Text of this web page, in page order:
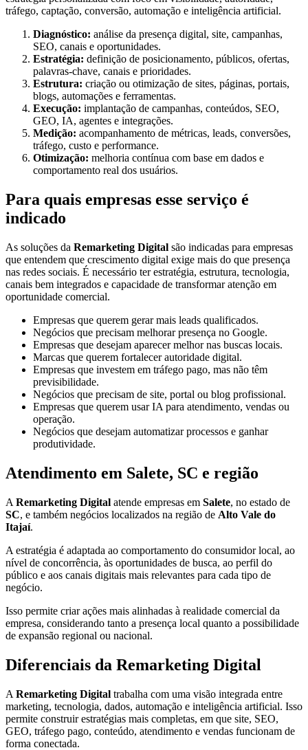
tráfego, captação, conversão, automação e inteligência artificial.
Diagnóstico: análise da presença digital, site, campanhas,
SEO, canais e oportunidades.
Estratégia: definição de posicionamento, públicos, ofertas,
palavras-chave, canais e prioridades.
Estrutura: criação ou otimização de sites, páginas, portais,
blogs, automações e ferramentas.
Execução: implantação de campanhas, conteúdos, SEO,
GEO, IA, agentes e integrações.
Medição: acompanhamento de métricas, leads, conversões,
tráfego, custo e performance.
Otimização: melhoria contínua com base em dados e
comportamento real dos usuários.
Para quais empresas esse serviço é
indicado
As soluções da Remarketing Digital são indicadas para empresas
que entendem que crescimento digital exige mais do que presença
nas redes sociais. É necessário ter estratégia, estrutura, tecnologia,
canais bem integrados e capacidade de transformar atenção em
oportunidade comercial.
Empresas que querem gerar mais leads qualificados.
Negócios que precisam melhorar presença no Google.
Empresas que desejam aparecer melhor nas buscas locais.
Marcas que querem fortalecer autoridade digital.
Empresas que investem em tráfego pago, mas não têm
previsibilidade.
Negócios que precisam de site, portal ou blog profissional.
Empresas que querem usar IA para atendimento, vendas ou
operação.
Negócios que desejam automatizar processos e ganhar
produtividade.
Atendimento em Salete, SC e região
A Remarketing Digital atende empresas em Salete, no estado de
SC, e também negócios localizados na região de Alto Vale do
Itajaí.
A estratégia é adaptada ao comportamento do consumidor local, ao
nível de concorrência, às oportunidades de busca, ao perfil do
público e aos canais digitais mais relevantes para cada tipo de
negócio.
Isso permite criar ações mais alinhadas à realidade comercial da
empresa, considerando tanto a presença local quanto a possibilidade
de expansão regional ou nacional.
Diferenciais da Remarketing Digital
A Remarketing Digital trabalha com uma visão integrada entre
marketing, tecnologia, dados, automação e inteligência artificial. Isso
permite construir estratégias mais completas, em que site, SEO,
GEO, tráfego pago, conteúdo, atendimento e vendas funcionam de
forma conectada.